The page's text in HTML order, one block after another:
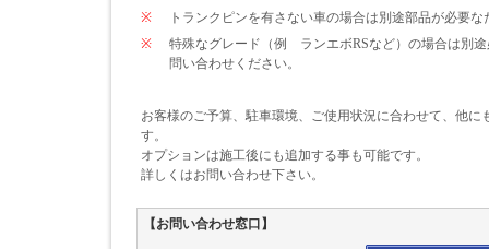
※
トランクピンを有さない車の場合は別途部品が必要な
※
特殊なグレード（例 ランエボRSなど）の場合は別
問い合わせください。
お客様のご予算、駐車環境、ご使用状況に合わせて、他に
す。
オプションは施工後にも追加する事も可能です。
詳しくはお問い合わせ下さい。
【お問い合わせ窓口】